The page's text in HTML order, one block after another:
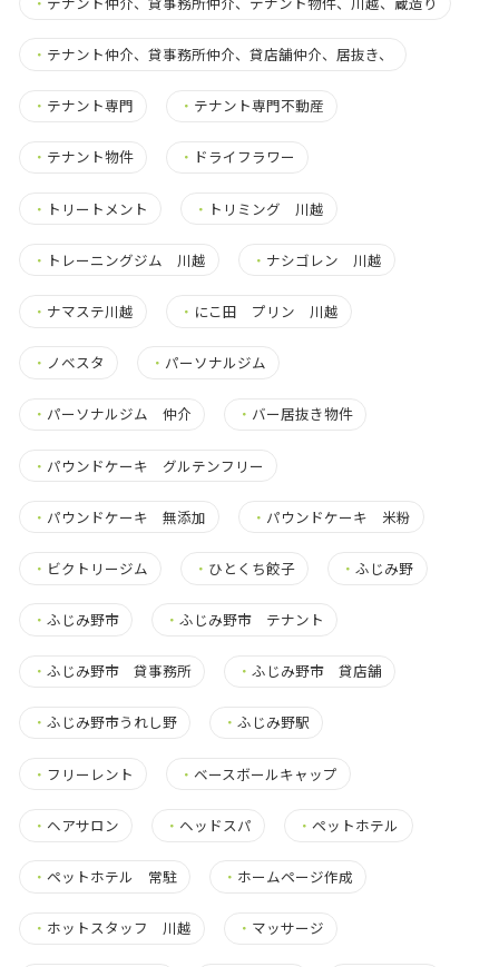
・ テナント仲介、貸事務所仲介、貸店舗仲介、居抜き、
・ テナント専門 ・ テナント専門不動産
・ テナント物件 ・ ドライフラワー
・ トリートメント ・ トリミング 川越
・ トレーニングジム 川越 ・ ナシゴレン 川越
・ ナマステ川越 ・ にこ田 プリン 川越
・ ノベスタ ・ パーソナルジム
・ パーソナルジム 仲介 ・ バー居抜き物件
・ パウンドケーキ グルテンフリー
・ パウンドケーキ 無添加 ・ パウンドケーキ 米粉
・ ビクトリージム ・ ひとくち餃子 ・ふじみ野
・ ふじみ野市 ・ふじみ野市 テナント
・ ふじみ野市 貸事務所 ・ふじみ野市 貸店舗
・ ふじみ野市うれし野 ・ふじみ野駅
・ フリーレント ・ ベースボールキャップ
・ ヘアサロン ・ ヘッドスパ ・ペットホテル
・ ペットホテル 常駐 ・ ホームページ作成
・ ホットスタッフ 川越 ・ マッサージ